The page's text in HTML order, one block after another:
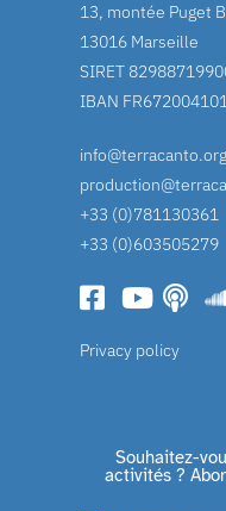
13, montée Puget
13016 Marseille
SIRET
IBAN
info@terracanto.org
+33 (0)781130361
+33 (0)603505279
Privacy policy
Souhaitez-
activités ?